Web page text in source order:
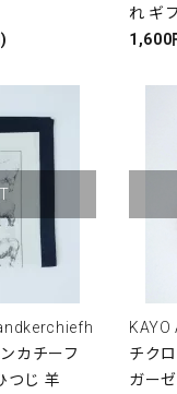
れ ギ
1,600
カチーフ
つじ 羊
チク
ガー